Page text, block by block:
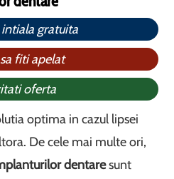
gratuita
fiti apelat
oferta
optima in cazul lipsei
De cele mai multe ori,
dentaresunt